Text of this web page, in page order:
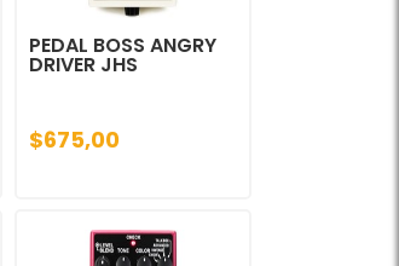
PEDAL BOSS ANGRY
DRIVER JHS
$675,00